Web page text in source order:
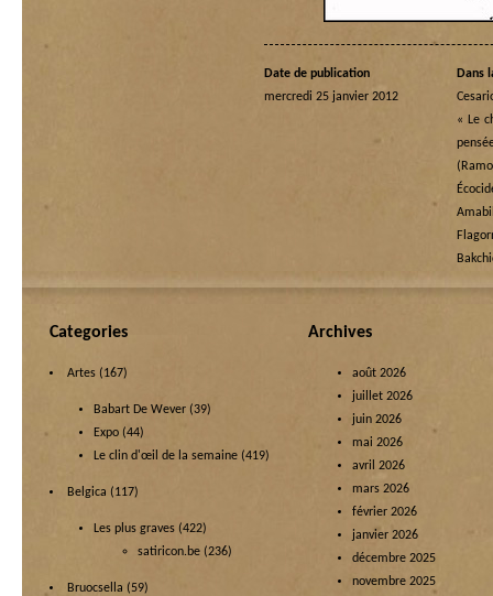
Date de publication
mercredi 25 janvier 2012
Dans
« Le
Categories
Artes (167)
Babart De Wever (39)
Expo (44)
Le clin d'œil de la semaine (419)
Belgica (117)
Les plus graves (422)
satiricon.be (236)
Bruocsella (59)
Archives
août 2026
juillet 2026
juin 2026
mai 2026
avril 2026
mars 2026
février 2026
janvier 2026
décembre 2025
novembre 2025